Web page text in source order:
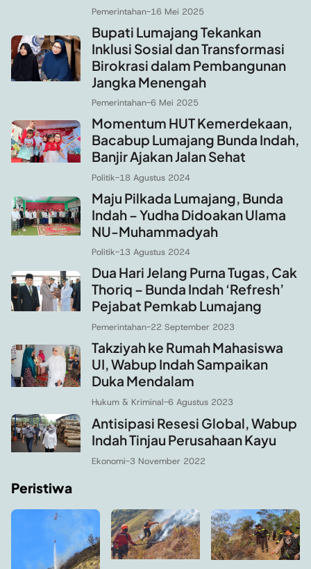
Pemerintahan-16 Mei 2025
Bupati Lumajang Tekankan
Inklusi Sosial dan Transformasi
Birokrasi dalam Pembangunan
Jangka Menengah
Pemerintahan-6 Mei 2025
Momentum HUT Kemerdekaan,
Bacabup Lumajang Bunda Indah,
Banjir Ajakan Jalan Sehat
Politik-18 Agustus 2024
Maju Pilkada Lumajang, Bunda
Indah – Yudha Didoakan Ulama
NU-Muhammadyah
Politik-13 Agustus 2024
Dua Hari Jelang Purna Tugas, Cak
Thoriq – Bunda Indah ‘Refresh’
Pejabat Pemkab Lumajang
Pemerintahan-22 September 2023
Takziyah ke Rumah Mahasiswa
UI, Wabup Indah Sampaikan
Duka Mendalam
Hukum & Kriminal-6 Agustus 2023
Antisipasi Resesi Global, Wabup
Indah Tinjau Perusahaan Kayu
Ekonomi-3 November 2022
Peristiwa